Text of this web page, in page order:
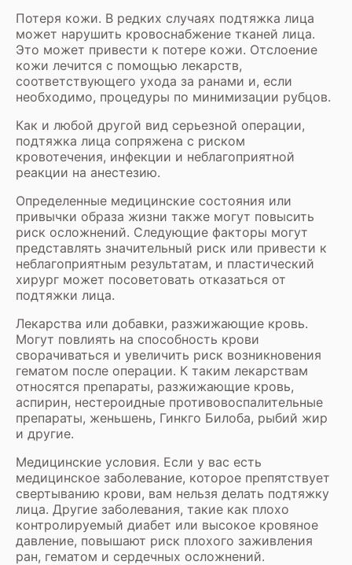
Потеря кожи. В редких случаях подтяжка лица
может нарушить кровоснабжение тканей лица.
Это может привести к потере кожи. Отслоение
кожи лечится с помощью лекарств,
соответствующего ухода за ранами и, если
необходимо, процедуры по минимизации рубцов.
Как и любой другой вид серьезной операции,
подтяжка лица сопряжена с риском
кровотечения, инфекции и неблагоприятной
реакции на анестезию.
Определенные медицинские состояния или
привычки образа жизни также могут повысить
риск осложнений. Следующие факторы могут
представлять значительный риск или привести к
неблагоприятным результатам, и пластический
хирург может посоветовать отказаться от
подтяжки лица.
Лекарства или добавки, разжижающие кровь.
Могут повлиять на способность крови
сворачиваться и увеличить риск возникновения
гематом после операции. К таким лекарствам
относятся препараты, разжижающие кровь,
аспирин, нестероидные противовоспалительные
препараты, женьшень, Гинкго Билоба, рыбий жир
и другие.
Медицинские условия. Если у вас есть
медицинское заболевание, которое препятствует
свертыванию крови, вам нельзя делать подтяжку
лица. Другие заболевания, такие как плохо
контролируемый диабет или высокое кровяное
давление, повышают риск плохого заживления
ран, гематом и сердечных осложнений.